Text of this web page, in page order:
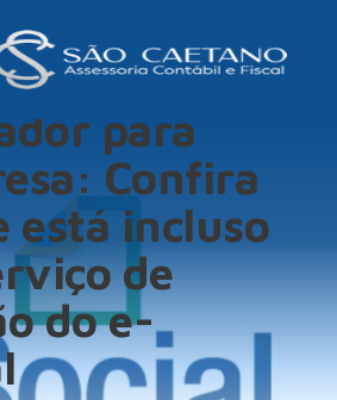
para
Confira
está incluso
de
do e-